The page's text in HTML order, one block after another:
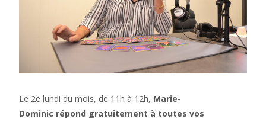
Le 2e lundi du mois, de 11h à 12h, Marie-
Dominic répond gratuitement à toutes vos